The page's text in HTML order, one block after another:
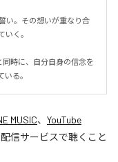
い。その想いが重なり合
いく。
同時に、自分自身の信念を
る。
MUSIC、 YouTube
信サービスで聴くこと